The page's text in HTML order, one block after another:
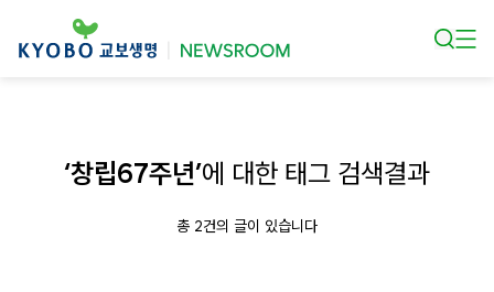
‘창립67주년’에 대한 태그 검색결과
총 2건의 글이 있습니다